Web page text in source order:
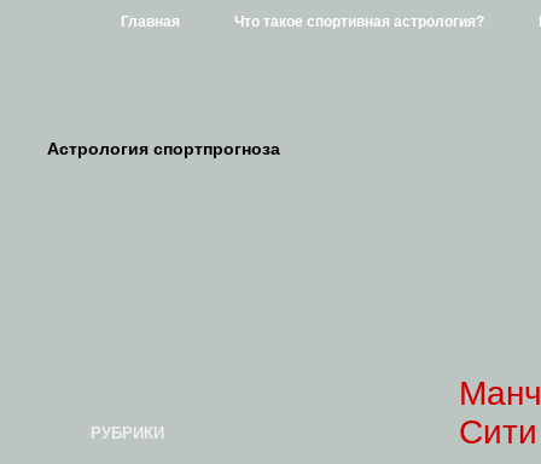
Главная Что такое спортивная астрология?
Астрология спортпрогноза
РУБРИКИ
Сити